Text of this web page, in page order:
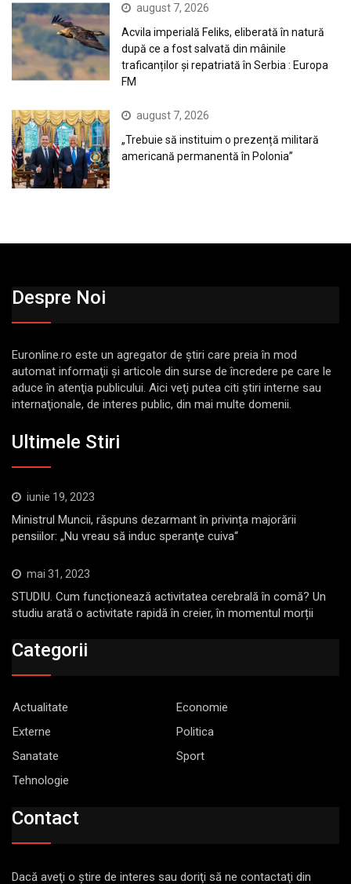
august 7, 2026
Acvila imperială Feliks, eliberată în natură
după ce a fost salvată din mâinile
traficanților și repatriată în Serbia : Europa
FM
august 7, 2026
„Trebuie să instituim o prezență militară
americană permanentă în Polonia”
Despre Noi
Euronline.ro este un agregator de ştiri care preia în mod
automat informaţii şi articole din surse de încredere pe care le
aduce în atenţia publicului. Aici veţi putea citi ştiri interne sau
internaţionale, de interes public, din mai multe domenii.
Ultimele Stiri
iunie 19, 2023
Ministrul Muncii, răspuns dezarmant în privința majorării
pensiilor: „Nu vreau să induc speranţe cuiva“
mai 31, 2023
STUDIU. Cum funcționează activitatea cerebrală în comă? Un
studiu arată o activitate rapidă în creier, în momentul morții
Categorii
Actualitate
Economie
Externe
Politica
Sanatate
Sport
Tehnologie
Contact
Dacă aveţi o ştire de interes sau doriţi să ne contactaţi din